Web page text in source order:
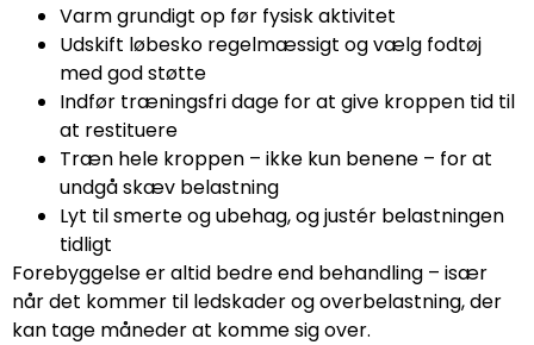
Varm grundigt op før fysisk aktivitet
Udskift løbesko regelmæssigt og vælg fodtøj
med god støtte
Indfør træningsfri dage for at give kroppen tid til
at restituere
Træn hele kroppen – ikke kun benene – for at
undgå skæv belastning
Lyt til smerte og ubehag, og justér belastningen
tidligt
Forebyggelse er altid bedre end behandling – især
når det kommer til ledskader og overbelastning, der
kan tage måneder at komme sig over.